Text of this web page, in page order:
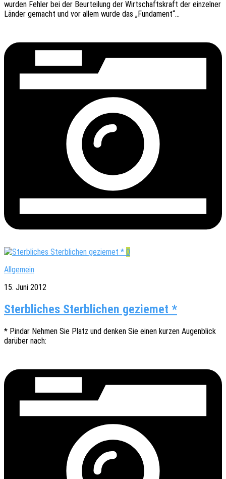
wurden Fehler bei der Beur­tei­lung der Wirt­schafts­kraft der einzel­ner
Länder gemacht und vor allem wurde das „Funda­ment“…
0
Allgemein
15. Juni 2012
Sterbliches Sterblichen geziemet *
* Pindar Nehmen Sie Platz und denken Sie einen kurzen Augen­blick
darüber nach: